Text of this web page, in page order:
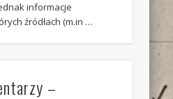
informacje
źródłach (m.in …
–